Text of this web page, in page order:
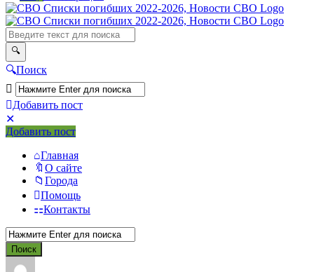
СВО
Списки
погибших
2022-
2026,
Новости
СВО
Поиск
Добавить пост
Мобильное
меню
Добавить пост
Главная
О сайте
Города
Помощь
Контакты